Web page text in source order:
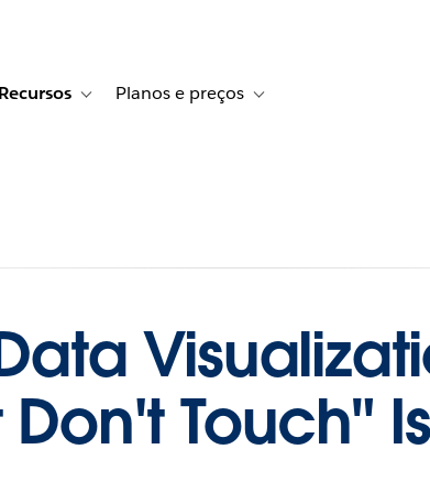
Histórias de clientes
sub-navigation for Soluções
Recursos Toggle sub-navigation for Recursos
Planos e preços Toggle sub-navigation for
Touch"